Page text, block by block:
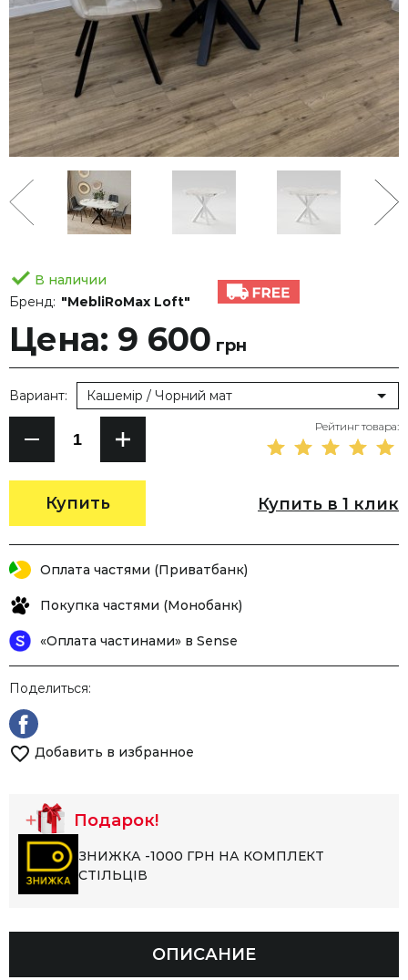
В наличии
Бренд: "MebliRoMax Loft"
Цена: 9 600 грн
Купить
Вариант: Кашемір / Чорний мат
Рейтинг товара:
Купить в 1 клик
Оплата частями (Приватбанк)
Покупка частями (Монобанк)
«Оплата частинами» в Sense
Поделиться:
Добавить в избранное
Подарок!
ЗНИЖКА -1000 ГРН НА КОМПЛЕКТ
СТІЛЬЦІВ
ОПИСАНИЕ